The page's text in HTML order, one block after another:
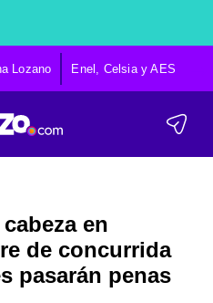
Lozano Enel, Celsia y AES
en
de concurrida
pasarán penas